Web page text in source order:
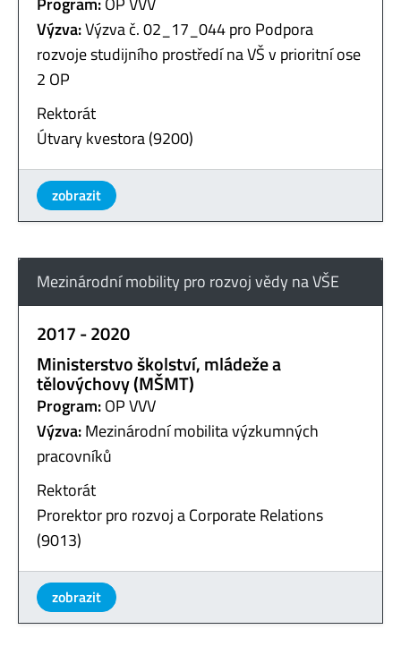
Výzva:Výzva č. 02_17_044 pro Podpora
rozvoje studijního prostředí na VŠ v prioritní ose
2 OP
Rektorát
Útvary kvestora (9200)
zobrazit
Mezinárodní mobility pro rozvoj vědy na VŠE
2017 - 2020
Ministerstvo školství, mládeže a
tělovýchovy (MŠMT)
Program:OP VVV
Výzva:Mezinárodní mobilita výzkumných
pracovníků
Rektorát
Prorektor pro rozvoj a Corporate Relations
(9013)
zobrazit